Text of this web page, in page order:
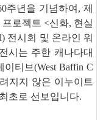
주년을 기념하여 ,제
로젝트 <신화, 현실
전시회 및 온라인 워
시는 주한 캐나다대
이티브(West Baffin C
지지 않은 이누이트
초로 선보입니다.